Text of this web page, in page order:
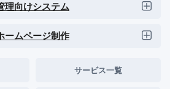
理向けシステム
ームページ制作
サービス一覧